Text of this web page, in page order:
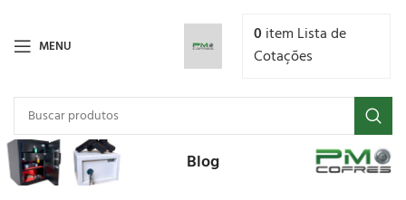
MENU 0 item Lista de
Cotações
Blog